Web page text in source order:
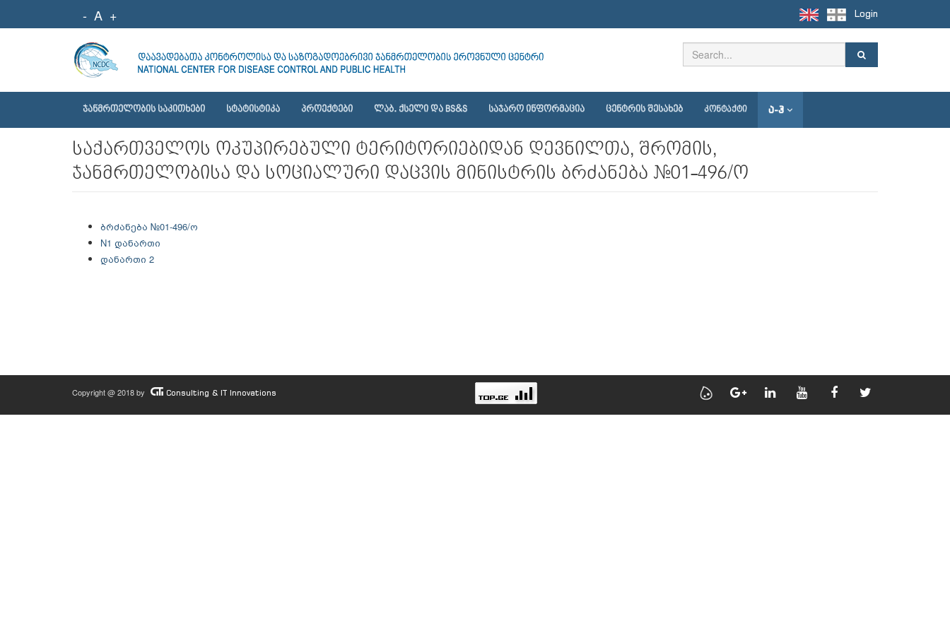
- A + Login
ᲯᲐᲜᲛᲠᲗᲔᲚᲝᲑᲘᲡ ᲡᲐᲙᲘᲗᲮᲔᲑᲘ ᲡᲢᲐᲢᲘᲡᲢᲘᲙᲐ ᲞᲠᲝᲔᲥᲢᲔᲑᲘ ᲚᲐᲑ. ᲥᲡᲔᲚᲘ ᲓᲐ BS&S ᲡᲐᲯᲐᲠᲝ ᲘᲜᲤᲝᲠᲛᲐᲪᲘᲐ ᲪᲔᲜᲢᲠᲘᲡ ᲨᲔᲡᲐᲮᲔᲑ ᲙᲝᲜᲢᲐᲥᲢᲘ Ა-Ჰ
საქართველოს ოკუპირებული ტერიტორიებიდან დევნილთა, შრომის,
ჯანმრთელობისა და სოციალური დაცვის მინისტრის ბრძანება №01-496/ო
ბრძანება №01-496/ო
N1 დანართი
დანართი 2
Copyright @ 2018 by Consulting & IT Innovations